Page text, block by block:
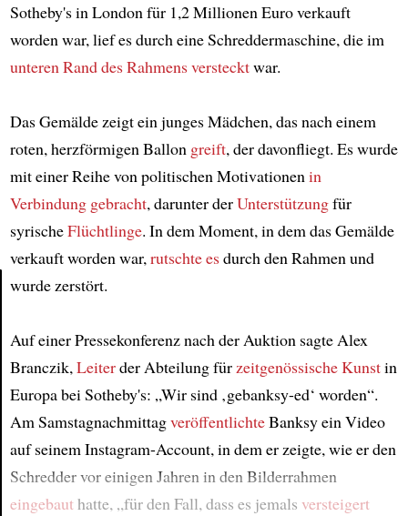
Sotheby's in London für 1,2 Millionen Euro verkauft
worden war, lief es durch eine Schreddermaschine, die im
unteren Rand des Rahmensverstecktwar.
Das Gemälde zeigt ein junges Mädchen, das nach einem
roten, herzförmigen Ballon greift, der davonfliegt. Es wurde
mit einer Reihe von politischen Motivationenin
Verbindung gebracht, darunter derUnterstützungfür
syrischeFlüchtlinge. In dem Moment, in dem das Gemälde
verkauft worden war,rutschte esdurch den Rahmen und
wurde zerstört.
Auf einer Pressekonferenz nach der Auktion sagte Alex
Branczik,Leiterder Abteilung fürzeitgenössische Kunstin
Europa bei Sotheby's: „Wir sind ‚gebanksy-ed‘ worden“.
Am SamstagnachmittagveröffentlichteBanksy ein Video
auf seinem Instagram-Account, in dem er zeigte, wie er den
Schredder vor einigen Jahren in den Bilderrahmen
eingebauthatte, „für den Fall, dass es jemals versteigert